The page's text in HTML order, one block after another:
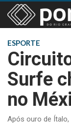
ESPORTE
Surfe
no
Após ouro de